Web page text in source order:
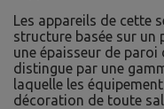
Les appareils de cette
structure basée sur un
une épaisseur de paroi
distingue par une
laquelle les
décoration de toute